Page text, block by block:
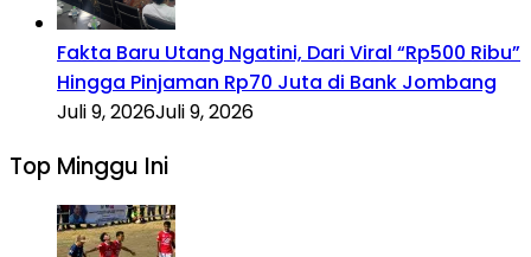
Fakta Baru Utang Ngatini, Dari Viral “Rp500 Ribu”
Hingga Pinjaman Rp70 Juta di Bank Jombang
Juli 9, 2026Juli 9, 2026
Top Minggu Ini